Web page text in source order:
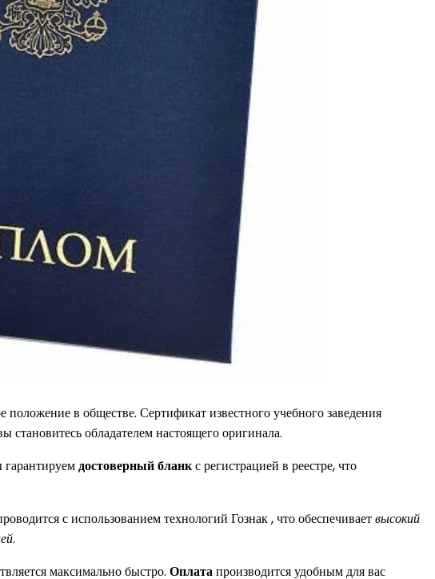
в обществе. Сертификат известного учебного заведения
становитесь обладателем настоящего оригинала.
достоверный бланкс регистрацией в реестре, что
с использованием технологий Гознак , что обеспечиваетвысокий
.
максимально быстро. Оплатапроизводится удобным для вас